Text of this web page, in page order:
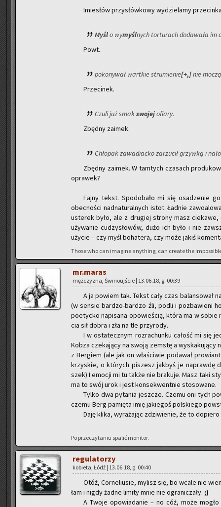
Imie­słów przy­słów­ko­wy wy­dzie­la­my
Myślo wymyślnych tor­tu­rach do­da­wa­ła im
Powt.
po­ko­ny­wał wart­kie stru­mie­nie[+,]nie
Prze­ci­nek.
Czuli już smakswo­jejofia­ry.
Zbęd­ny za­imek.
Chło­pak za­wa­diac­ko za­rzu­cił grzyw­ką i
Zbęd­ny za­imek. W tam­tych cza­sach
opra­wek?
Fajny tekst. Spodo­ba­ło mi się osa­dze­nie
obec­no­ści nad­na­tu­ral­nych istot. Ład­nie
uste­rek było, ale z dru­giej stro­ny masz
uży­wa­nie cu­dzy­sło­wów, dużo ich było i nie
uży­cie – czy myśl bo­ha­te­ra, czy może jakiś
Those who can ima­gi­ne any­thing, can cre­ate the
mr.maras
męż­czy­zna, Świ­no­uj­ście | 13.06.18, g. 00:39
A ja po­wiem tak. Tekst cały czas
(w sen­sie bar­dzo-bar­dzo źli, podli i po­zba­wie­ni
po­etyc­ko na­pi­sa­ną opo­wie­ścią, która ma w
cia sił dobra i zła na tle przy­ro­dy.
I w osta­tecz­nym roz­ra­chun­ku ca­łość mi się
Kobza cze­ka­ją­cy na swoją ze­mstę a wy­ska­ku­ją­cy
z Ber­giem (ale jak on wła­ści­wie po­da­wał
krzy­skie, o któ­rych pi­szesz jak­byś je na­praw­dę
szek) I emo­cji mi tu także nie bra­ku­je. Masz taki
ma to swój urok i jest kon­se­kwent­nie sto­so­wa­ne.
Tylko dwa py­ta­nia jesz­cze. Czemu oni tych
czemu Berg pa­mię­ta imię ja­kie­goś pol­skie­go
Daję klika, wy­ra­ża­jąc zdzi­wie­nie, że to
Po prze­czy­ta­niu spa­lić mo­ni­tor.
re­gu­la­to­rzy
ko­bie­ta, Łódź | 13.06.18, g. 00:40
Otóż, Cor­ne­liu­sie, my­lisz się, bo wcale nie
łam i nigdy żadne li­mi­ty mnie nie ogra­ni­cza­ły. ;)
A Twoje opo­wia­da­nie – no cóż, może